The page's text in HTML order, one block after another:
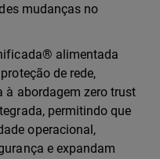
mudanças no
alimentada
de rede,
à abordagem zero trust
permitindo que
operacional,
e expandam